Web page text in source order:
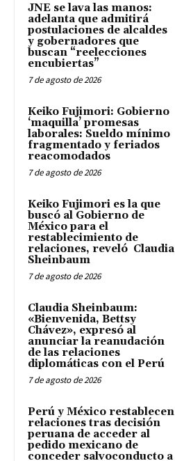
JNE se lava las manos:
adelanta que admitirá
postulaciones de alcaldes
y gobernadores que
buscan “reelecciones
encubiertas”
7 de agosto de 2026
Keiko Fujimori: Gobierno
‘maquilla’ promesas
laborales: Sueldo mínimo
fragmentado y feriados
reacomodados
7 de agosto de 2026
Keiko Fujimori es la que
buscó al Gobierno de
México para el
restablecimiento de
relaciones, reveló Claudia
Sheinbaum
7 de agosto de 2026
Claudia Sheinbaum:
«Bienvenida, Bettsy
Chávez», expresó al
anunciar la reanudación
de las relaciones
diplomáticas con el Perú
7 de agosto de 2026
Perú y México restablecen
relaciones tras decisión
peruana de acceder al
pedido mexicano de
conceder salvoconducto a